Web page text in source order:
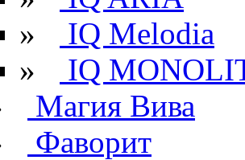
»
IQ Melodia
»
IQ
Магия Вива
Фаворит